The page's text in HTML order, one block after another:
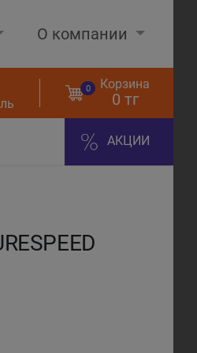
О компании
0 Корзина
0 тг
АКЦИИ